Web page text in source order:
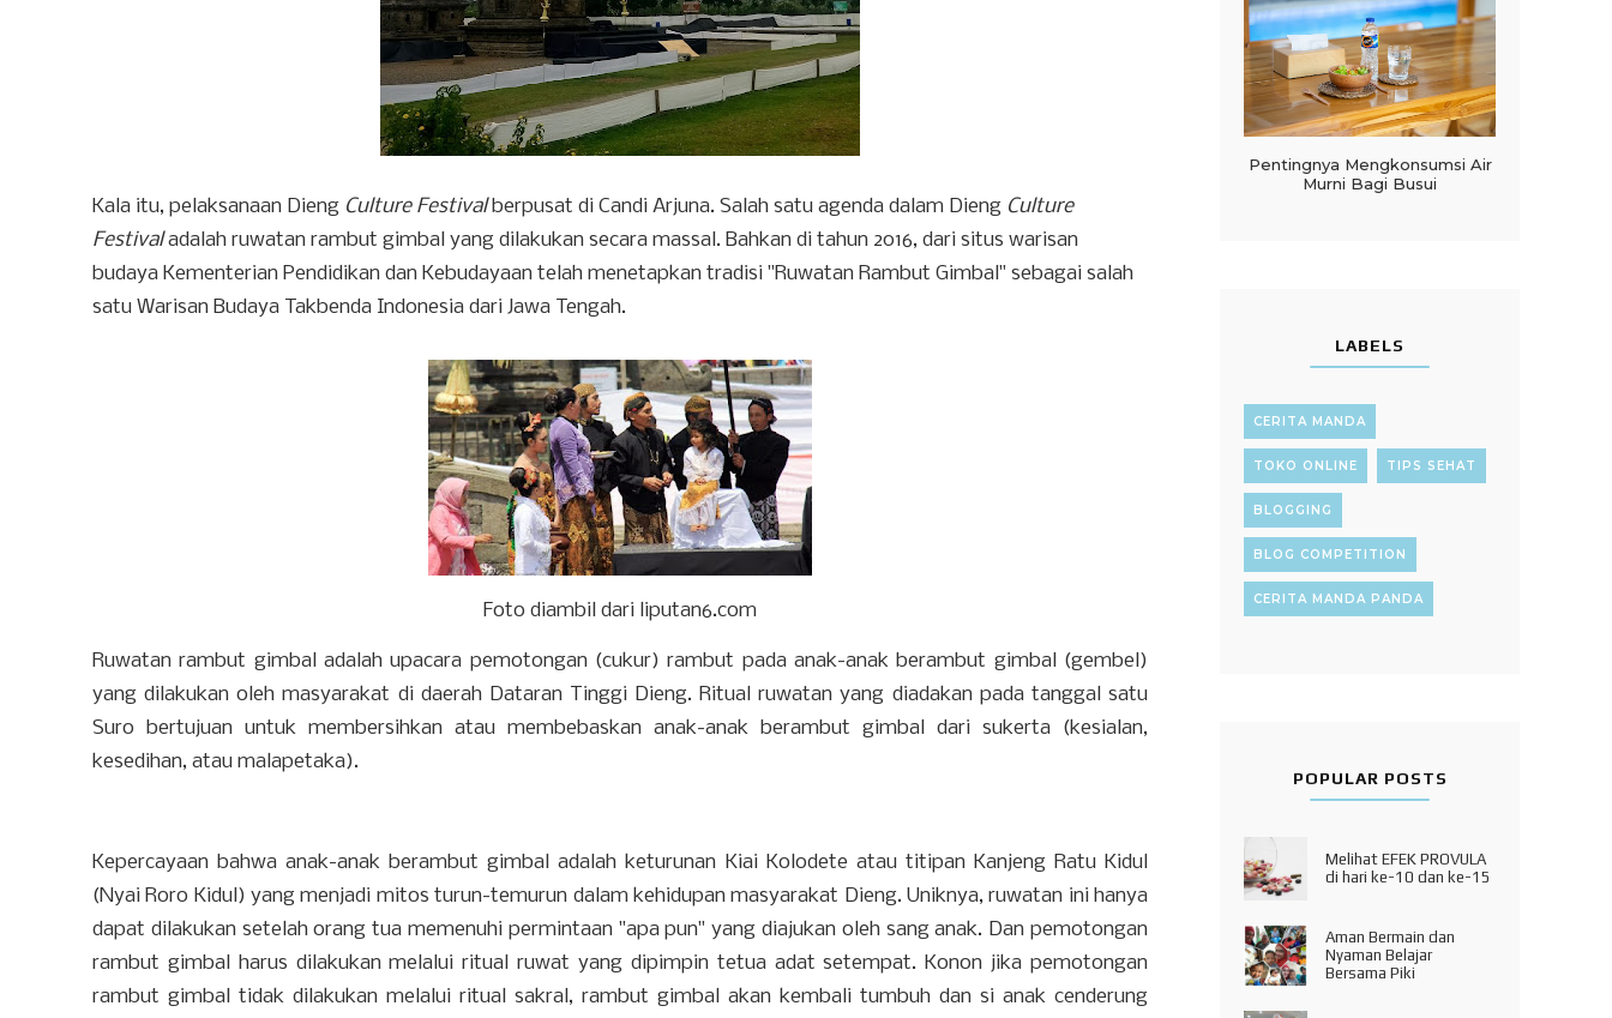
Kala itu, pelaksanaan Dieng Culture Festivalberpusat di Candi Arjuna. Salah satu agenda dalam Dieng Culture
Festivaladalah ruwatan rambut gimbal yang dilakukan secara massal. Bahkan di tahun 2016, dari situs warisan
budaya Kementerian Pendidikan dan Kebudayaan telah menetapkan tradisi "Ruwatan Rambut Gimbal" sebagai salah
satu Warisan Budaya Takbenda Indonesia dari Jawa Tengah.
Foto diambil dari liputan6.com
Ruwatan rambut gimbal adalah upacara pemotongan (cukur) rambut pada anak-anak berambut gimbal (gembel)
yang dilakukan oleh masyarakat di daerah Dataran Tinggi Dieng. Ritual ruwatan yang diadakan pada tanggal satu
Suro bertujuan untuk membersihkan atau membebaskan anak-anak berambut gimbal dari sukerta (kesialan,
kesedihan, atau malapetaka).
Kepercayaan bahwa anak-anak berambut gimbal adalah keturunan Kiai Kolodete atau titipan Kanjeng Ratu Kidul
(Nyai Roro Kidul) yang menjadi mitos turun-temurun dalam kehidupan masyarakat Dieng. Uniknya, ruwatan ini hanya
dapat dilakukan setelah orang tua memenuhi permintaan "apa pun" yang diajukan oleh sang anak. Dan pemotongan
rambut gimbal harus dilakukan melalui ritual ruwat yang dipimpin tetua adat setempat. Konon jika pemotongan
rambut gimbal tidak dilakukan melalui ritual sakral, rambut gimbal akan kembali tumbuh dan si anak cenderung
Pentingnya Mengkonsumsi Air
Murni Bagi Busui
LABELS
CERITA MANDA
TOKO ONLINE TIPS SEHAT
BLOGGING
BLOG COMPETITION
CERITA MANDA PANDA
POPULAR POSTS
Melihat EFEK PROVULA
di hari ke-10 dan ke-15
Aman Bermain dan
Nyaman Belajar
Bersama Piki